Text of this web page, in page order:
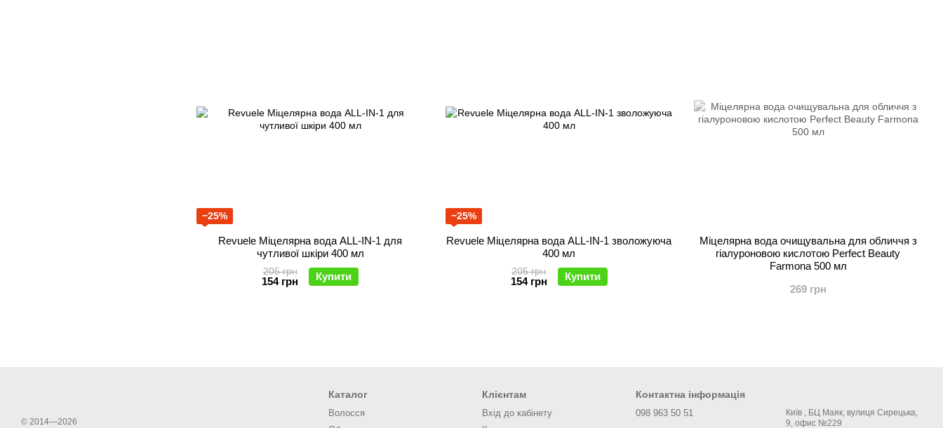
−25%
Revuele Міцелярна вода ALL-IN-1 для
чутливої шкіри 400 мл
205 грн
154 грн Купити
−25%
Revuele Міцелярна вода ALL-IN-1 зволожуюча
400 мл
205 грн
154 грн Купити
Міцелярна вода очищувальна для обличчя з
гіалуроновою кислотою Perfect Beauty
Farmona 500 мл
269 грн
© 2014—2026
Каталог
Волосся
Клієнтам
Вхід до кабінету
Контактна інформація
098 963 50 51
Київ , БЦ Маяк, вулиця Сирецька,
9, офис №229